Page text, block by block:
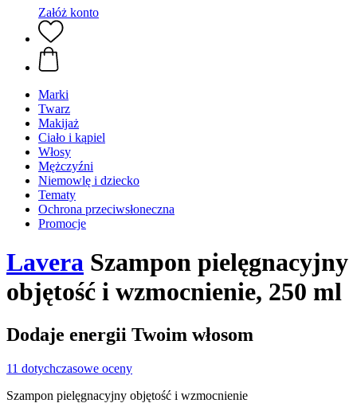
Załóż konto
Marki
Twarz
Makijaż
Ciało i kąpiel
Włosy
Mężczyźni
Niemowlę i dziecko
Tematy
Ochrona przeciwsłoneczna
Promocje
Lavera Szampon pielęgnacyjny
objętość i wzmocnienie, 250 ml
Dodaje energii Twoim włosom
11 dotychczasowe oceny
Szampon pielęgnacyjny objętość i wzmocnienie